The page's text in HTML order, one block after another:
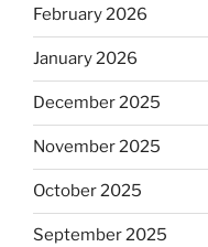
February 2026
January 2026
December 2025
November 2025
October 2025
September 2025